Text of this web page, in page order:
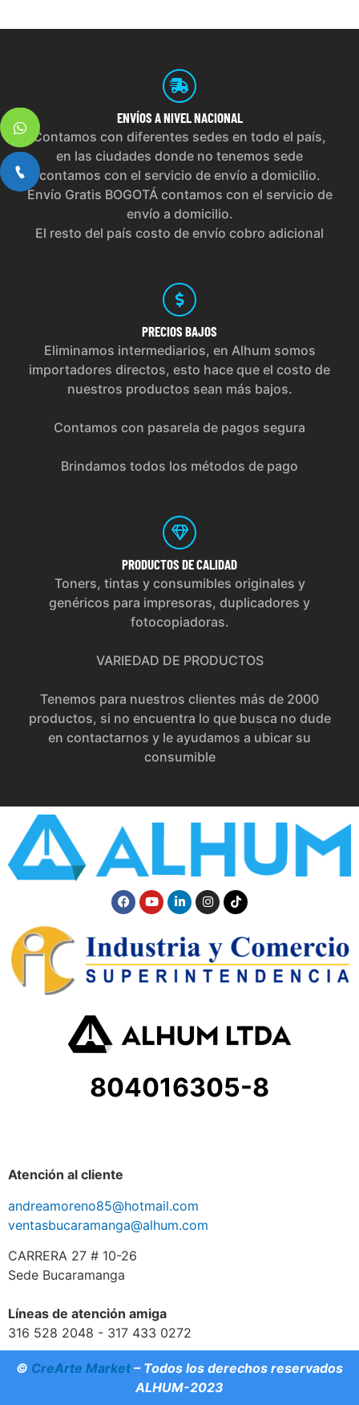
ENVÍOS A NIVEL NACIONAL
Contamos con diferentes sedes en todo el país,
en las ciudades donde no tenemos sede
contamos con el servicio de envío a domicilio.
Envío Gratis BOGOTÁ contamos con el servicio de
envío a domicilio.
El resto del país costo de envío cobro adicional
PRECIOS BAJOS
Eliminamos intermediarios, en Alhum somos
importadores directos, esto hace que el costo de
nuestros productos sean más bajos.
Contamos con pasarela de pagos segura
Brindamos todos los métodos de pago
PRODUCTOS DE CALIDAD
Toners, tintas y consumibles originales y
genéricos para impresoras, duplicadores y
fotocopiadoras.
VARIEDAD DE PRODUCTOS
Tenemos para nuestros clientes más de 2000
productos, si no encuentra lo que busca no dude
en contactarnos y le ayudamos a ubicar su
consumible
804016305-8
Atención al cliente
andreamoreno85@hotmail.com
ventasbucaramanga@alhum.com
CARRERA 27 # 10-26
Sede Bucaramanga
Líneas de atención amiga
316 528 2048 - 317 433 0272
© CreArte Market – Todos los derechos reservados
ALHUM-2023